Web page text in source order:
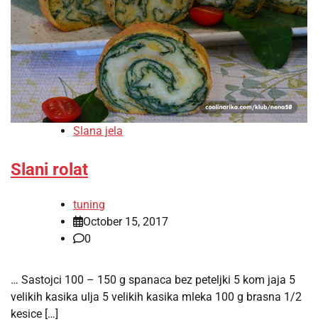
Slana jela
Slani rolat
tuning
October 15, 2017
0
… Sastojci 100 – 150 g spanaca bez peteljki 5 kom jaja 5
velikih kasika ulja 5 velikih kasika mleka 100 g brasna 1/2
kesice […]